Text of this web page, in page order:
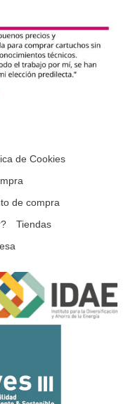
de Cookies
de compra
Tiendas